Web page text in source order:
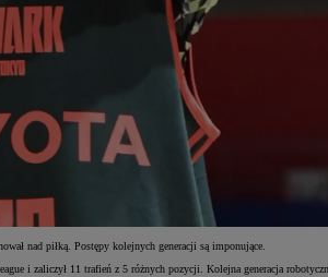
nad piłką. Postępy kolejnych generacji są imponujące.
i zaliczył 11 trafień z 5 różnych pozycji. Kolejna generacja